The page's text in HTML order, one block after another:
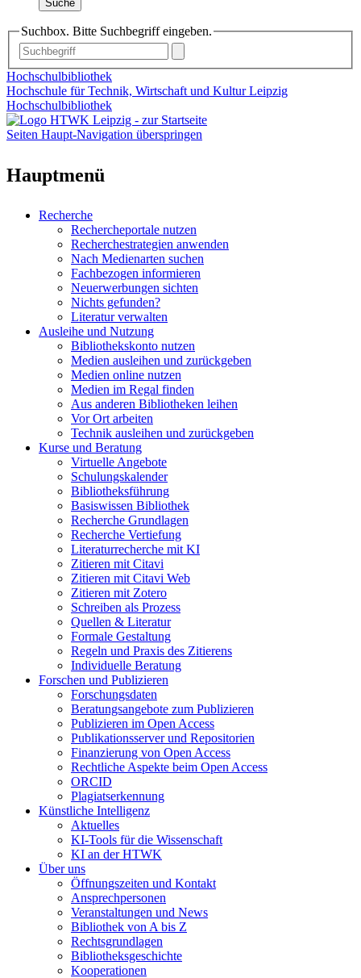
Suche
Suchbox. Bitte Suchbegriff eingeben.
Hochschulbibliothek
Hochschule für Technik, Wirtschaft und Kultur Leipzig
Hochschulbibliothek
Seiten Haupt-Navigation überspringen
Hauptmenü
Recherche
Rechercheportale nutzen
Recherchestrategien anwenden
Nach Medienarten suchen
Fachbezogen informieren
Neuerwerbungen sichten
Nichts gefunden?
Literatur verwalten
Ausleihe und Nutzung
Bibliothekskonto nutzen
Medien ausleihen und zurückgeben
Medien online nutzen
Medien im Regal finden
Aus anderen Bibliotheken leihen
Vor Ort arbeiten
Technik ausleihen und zurückgeben
Kurse und Beratung
Virtuelle Angebote
Schulungskalender
Bibliotheksführung
Basiswissen Bibliothek
Recherche Grundlagen
Recherche Vertiefung
Literaturrecherche mit KI
Zitieren mit Citavi
Zitieren mit Citavi Web
Zitieren mit Zotero
Schreiben als Prozess
Quellen & Literatur
Formale Gestaltung
Regeln und Praxis des Zitierens
Individuelle Beratung
Forschen und Publizieren
Forschungsdaten
Beratungsangebote zum Publizieren
Publizieren im Open Access
Publikationsserver und Repositorien
Finanzierung von Open Access
Rechtliche Aspekte beim Open Access
ORCID
Plagiatserkennung
Künstliche Intelligenz
Aktuelles
KI-Tools für die Wissenschaft
KI an der HTWK
Über uns
Öffnungszeiten und Kontakt
Ansprechpersonen
Veranstaltungen und News
Bibliothek von A bis Z
Rechtsgrundlagen
Bibliotheksgeschichte
Kooperationen